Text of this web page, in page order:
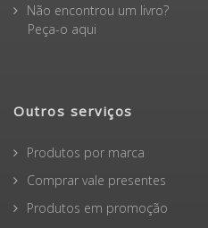
Não encontrou um livro?
Peça-o aqui
Outros serviços
Produtos por marca
Comprar vale presentes
Produtos em promoção